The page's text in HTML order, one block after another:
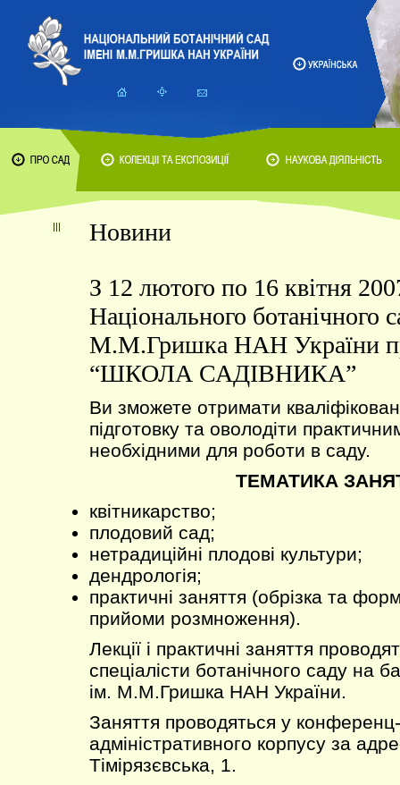
Новини
З 12 лютого по 16 квітня
Національного ботанічного
М.М.Гришка НАН України
“ШКОЛА САДІВНИКА”
Ви зможете отримати
підготовку та оволодіти
необхідними для роботи в саду.
ТЕМАТИКА
квітникарство;
плодовий сад;
нетрадиційні плодові культури;
дендрологія;
практичні заняття (обрізка та
прийоми розмноження).
Лекції і практичні заняття
спеціалісти ботанічного саду на
ім. М.М.Гришка НАН України.
Заняття проводяться у конференц-
адміністративного корпусу за
Тімірязєвська, 1.